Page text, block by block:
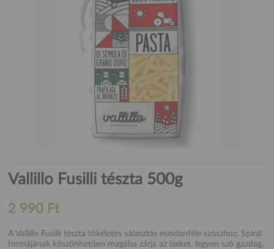
Vallillo Fusilli tészta 500g
2 990 Ft
A Vallillo Fusilli tészta tökéletes választás mindenféle szószhoz. Spirál
formájának köszönhetően magába zárja az ízeket, legyen szó gazdag,